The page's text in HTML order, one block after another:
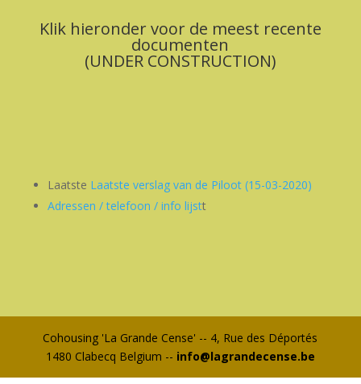
Klik hieronder voor de meest recente
documenten
(UNDER CONSTRUCTION)
Laatste Laatste verslag van de Piloot (15-03-2020)
Adressen / telefoon / info lijstt
Cohousing 'La Grande Cense' -- 4, Rue des Déportés
1480 Clabecq Belgium -- info@lagrandecense.be